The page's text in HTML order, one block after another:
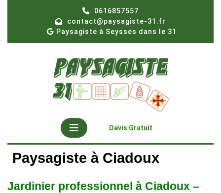
0616857557
contact@paysagiste-31.fr
Paysagiste à Seysses dans le 31
Open
Button
Devis Gratuit
Paysagiste à Ciadoux
Jardinier professionnel à Ciadoux –